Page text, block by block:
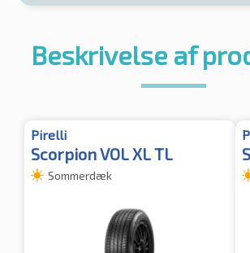
Beskrivelse af
Pirelli
Scorpion VOL XL TL
Sommerdæk